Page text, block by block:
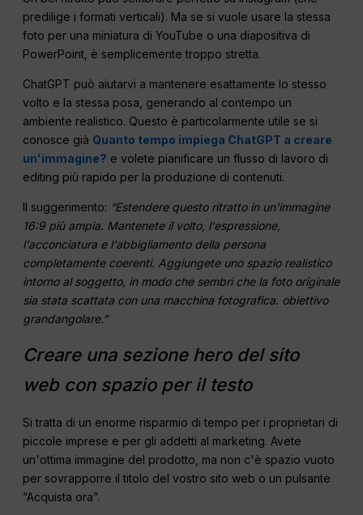
predilige i formati verticali). Ma se si vuole usare la stessa
foto per una miniatura di YouTube o una diapositiva di
PowerPoint, è semplicemente troppo stretta.
ChatGPT può aiutarvi a mantenere esattamente lo stesso
volto e la stessa posa, generando al contempo un
ambiente realistico. Questo è particolarmente utile se si
conosce già Quanto tempo impiega ChatGPT a creare
un'immagine? e volete pianificare un flusso di lavoro di
editing più rapido per la produzione di contenuti.
Il suggerimento: “Estendere questo ritratto in un'immagine
16:9 più ampia. Mantenete il volto, l'espressione,
l'acconciatura e l'abbigliamento della persona
completamente coerenti. Aggiungete uno spazio realistico
intorno al soggetto, in modo che sembri che la foto originale
sia stata scattata con una macchina fotografica. obiettivo
grandangolare.”
Creare una sezione hero del sito
web con spazio per il testo
Si tratta di un enorme risparmio di tempo per i proprietari di
piccole imprese e per gli addetti al marketing. Avete
un'ottima immagine del prodotto, ma non c'è spazio vuoto
per sovrapporre il titolo del vostro sito web o un pulsante
“Acquista ora”.